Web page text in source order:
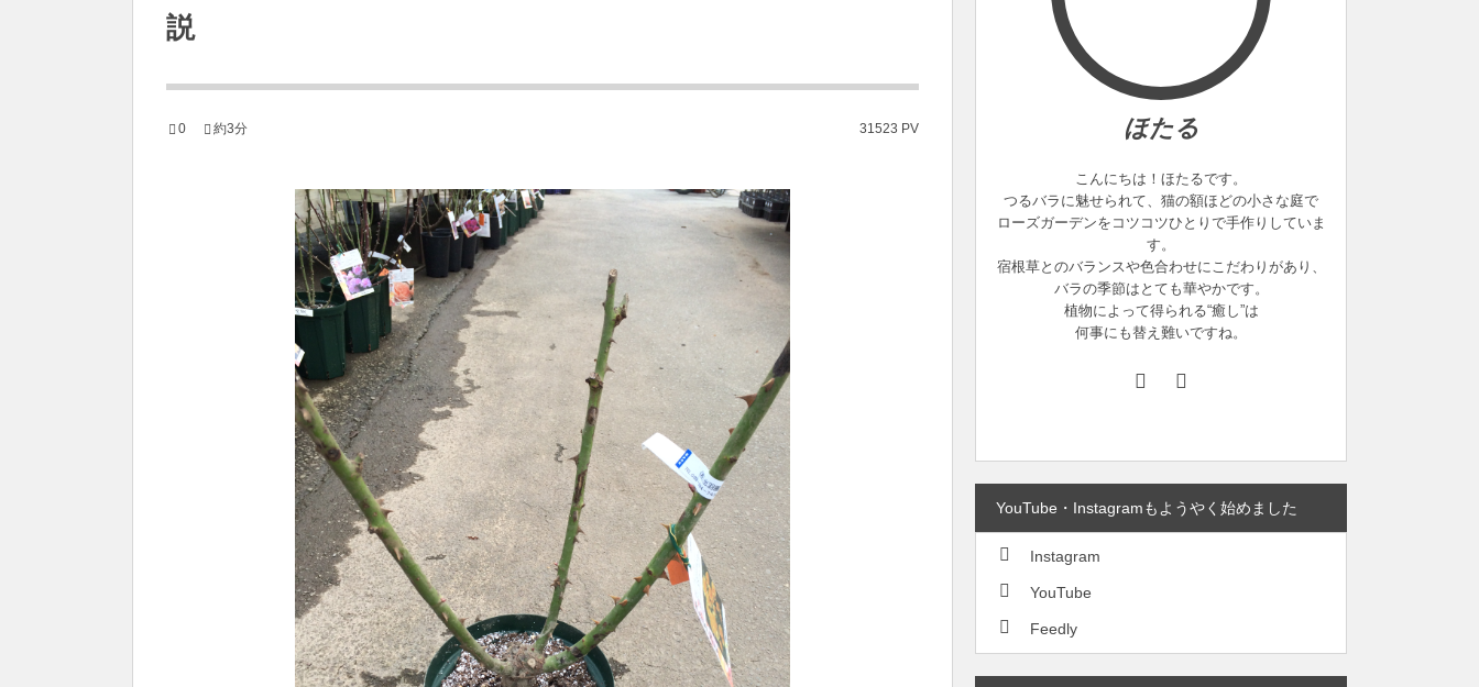
説
0 31523 PV
約3分 ほたる
こんにちは！ほたるです。
つるバラに魅せられて、猫の額ほどの小さな庭で
ローズガーデンをコツコツひとりで手作りしていま
す。
宿根草とのバランスや色合わせにこだわりがあり、
バラの季節はとても華やかです。
植物によって得られる“癒し”は
何事にも替え難いですね。
YouTube・Instagramもようやく始めました
Instagram
YouTube
Feedly